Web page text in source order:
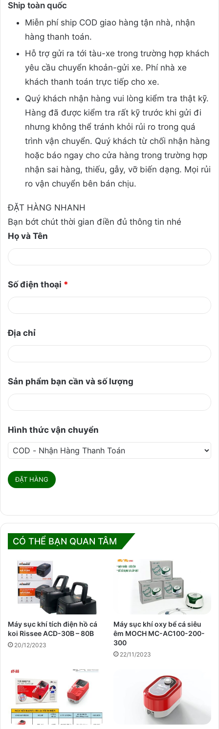
Ship toàn quốc
Miễn phí ship COD giao hàng tận nhà, nhận
hàng thanh toán.
Hỗ trợ gửi ra tới tàu-xe trong trường hợp khách
yêu cầu chuyển khoản-gửi xe. Phí nhà xe
khách thanh toán trực tiếp cho xe.
Quý khách nhận hàng vui lòng kiểm tra thật kỹ.
Hàng đã được kiểm tra rất kỹ trước khi gửi đi
nhưng không thể tránh khỏi rủi ro trong quá
trình vận chuyển. Quý khách từ chối nhận hàng
hoặc báo ngay cho cửa hàng trong trường hợp
nhận sai hàng, thiếu, gẫy, vỡ biến dạng. Mọi rủi
ro vận chuyển bên bán chịu.
ĐẶT HÀNG NHANH
Bạn bớt chút thời gian điền đủ thông tin nhé
Họ và Tên
Số điện thoại *
Địa chỉ
Sản phẩm bạn cần và số lượng
Hình thức vận chuyển
CÓ THỂ BẠN QUAN TÂM
Máy sục khí tích điện hồ cá
koi Rissee ACD-30B – 80B
20/12/2023
Máy sục khí oxy bể cá siêu
êm MOCH MC-AC100-200-
300
22/11/2023